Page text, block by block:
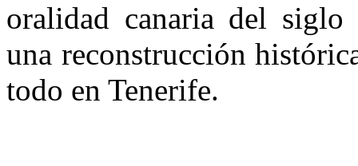
oralidad canaria del
una reconstrucción
todo en Tenerife.